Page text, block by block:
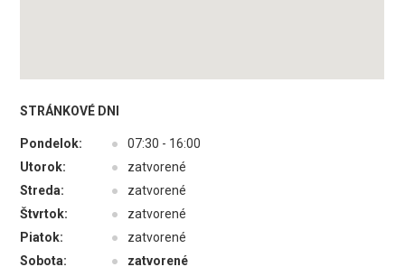
STRÁNKOVÉ DNI
Pondelok: ●
07:30 - 16:00
Utorok:
●
zatvorené
Streda:
●
zatvorené
Štvrtok:
●
zatvorené
Piatok:
●
zatvorené
Sobota:
●
zatvorené